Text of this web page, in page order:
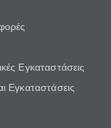
Εγκαταστάσεις
Εγκαταστάσεις